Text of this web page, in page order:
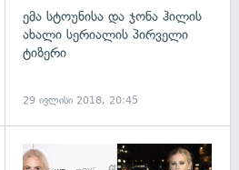
ემა სტოუნისა და ჯონა ჰილის
ახალი სერიალის პირველი
ტიზერი
29 ივლისი 2018, 20:45
გადახედვა